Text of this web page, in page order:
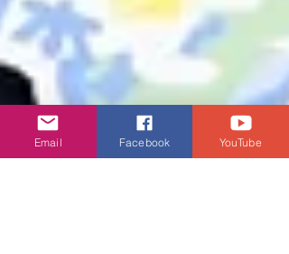
Email Facebook YouTube